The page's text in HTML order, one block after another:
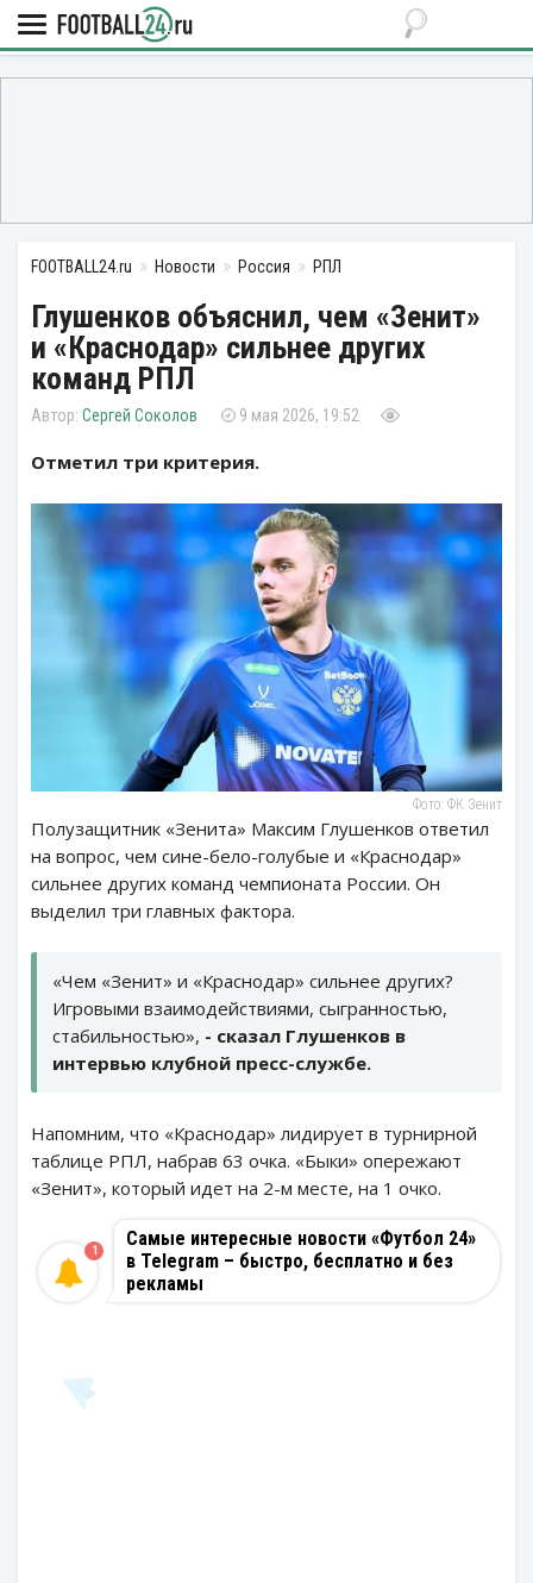
FOOTBALL24.ru Новости Россия РПЛ
Глушенков объяснил, чем «Зенит»
и «Краснодар» сильнее других
команд РПЛ
Сергей Соколов 9 мая 2026, 19:52
Отметил три критерия.
Фото: ФК Зенит
Полузащитник «Зенита» Максим Глушенков ответил
на вопрос, чем сине-бело-голубые и «Краснодар»
сильнее других команд чемпионата России. Он
выделил три главных фактора.
«Чем «Зенит» и «Краснодар» сильнее других?
Игровыми взаимодействиями, сыгранностью,
стабильностью», - сказал Глушенков в
интервью клубной пресс-службе.
Напомним, что «Краснодар» лидирует в турнирной
таблице РПЛ, набрав 63 очка. «Быки» опережают
«Зенит», который идет на 2-м месте, на 1 очко.
Самые интересные новости «Футбол 24»
в Telegram – быстро, бесплатно и без
рекламы
1